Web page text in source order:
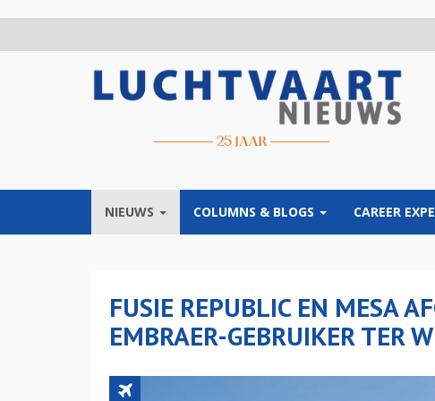
NIEUWS COLUMNS & BLOGS CAREER
FUSIE REPUBLIC EN MESA
EMBRAER-GEBRUIKER TER